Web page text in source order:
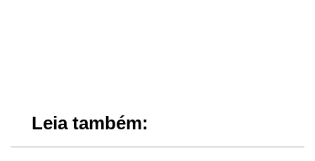
Leia também: